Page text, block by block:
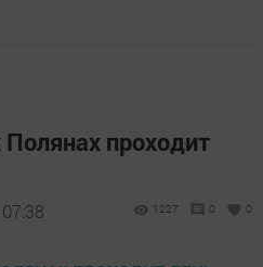
проходит
1227 0 0